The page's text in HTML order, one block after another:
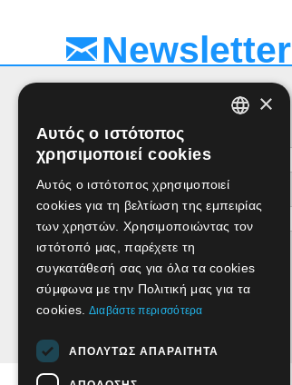
Newsletter
Όνομα
×
Αυτός ο ιστότοπος
χρησιμοποιεί cookies
Αυτός ο ιστότοπος χρησιμοποιεί
cookies για τη βελτίωση της εμπειρίας
των χρηστών. Χρησιμοποιώντας τον
ιστότοπό μας, παρέχετε τη
συγκατάθεσή σας για όλα τα cookies
σύμφωνα με την Πολιτική μας για τα
cookies. Διαβάστε περισσότερα
ΑΠΟΛΎΤΩΣ ΑΠΑΡΑΊΤΗΤΑ